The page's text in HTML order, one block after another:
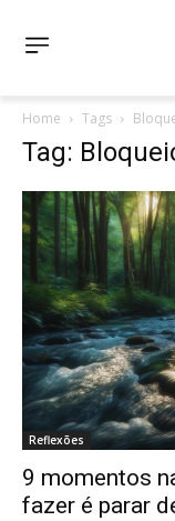
Home Tags
Tag:
Reflexões
9 momentos
fazer é parar